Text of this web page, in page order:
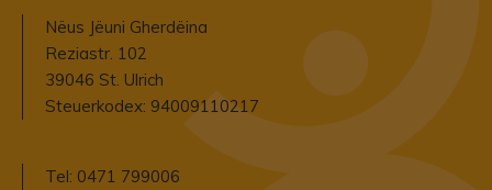
Nëus Jëuni Gherdëina
Reziastr. 102
39046 St. Ulrich
Steuerkodex: 94009110217
Tel: 0471 799006